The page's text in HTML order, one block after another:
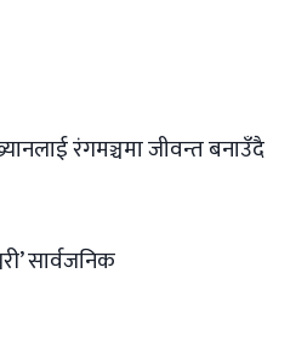
रंगमञ्चमा जीवन्त बनाउँदै
सार्वजनिक